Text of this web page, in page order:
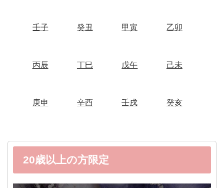
壬子 癸丑 甲寅 乙卯
丙辰 丁巳 戊午 己未
庚申 辛酉 壬戌 癸亥
20歳以上の方限定